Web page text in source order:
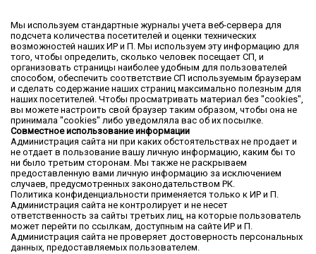
Мы используем стандартные журналы учета веб-сервера для
подсчета количества посетителей и оценки технических
возможностей наших ИР и П. Мы используем эту информацию для
того, чтобы определить, сколько человек посещает СП, и
организовать страницы наиболее удобным для пользователей
способом, обеспечить соответствие СП используемым браузерам
и сделать содержание наших страниц максимально полезным для
наших посетителей. Чтобы просматривать материал без "cookies",
вы можете настроить свой браузер таким образом, чтобы она не
принимала "cookies" либо уведомляла вас об их посылке.
Совместное использование информации
Администрация сайта ни при каких обстоятельствах не продает и
не отдает в пользование вашу личную информацию, каким бы то
ни было третьим сторонам. Мы также не раскрываем
предоставленную вами личную информацию за исключением
случаев, предусмотренных законодательством РК.
Политика конфиденциальности применяется только к ИР и П.
Администрация сайта не контролирует и не несет
ответственность за сайты третьих лиц, на которые пользователь
может перейти по ссылкам, доступным на сайте ИР и П.
Администрация сайта не проверяет достоверность персональных
данных, предоставляемых пользователем.